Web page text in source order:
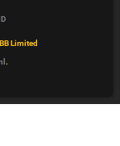
Limited
.